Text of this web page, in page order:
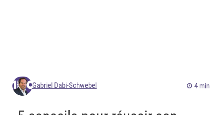
Gabriel Dabi-Schwebel 4 min